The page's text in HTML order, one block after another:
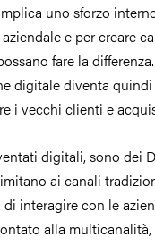
uno sforzo
aziendale e per creare
fare la differenza.
digitale diventa
i vecchi clienti e
digitali, sono dei
ai canali
interagire con le
alla multicanalità,